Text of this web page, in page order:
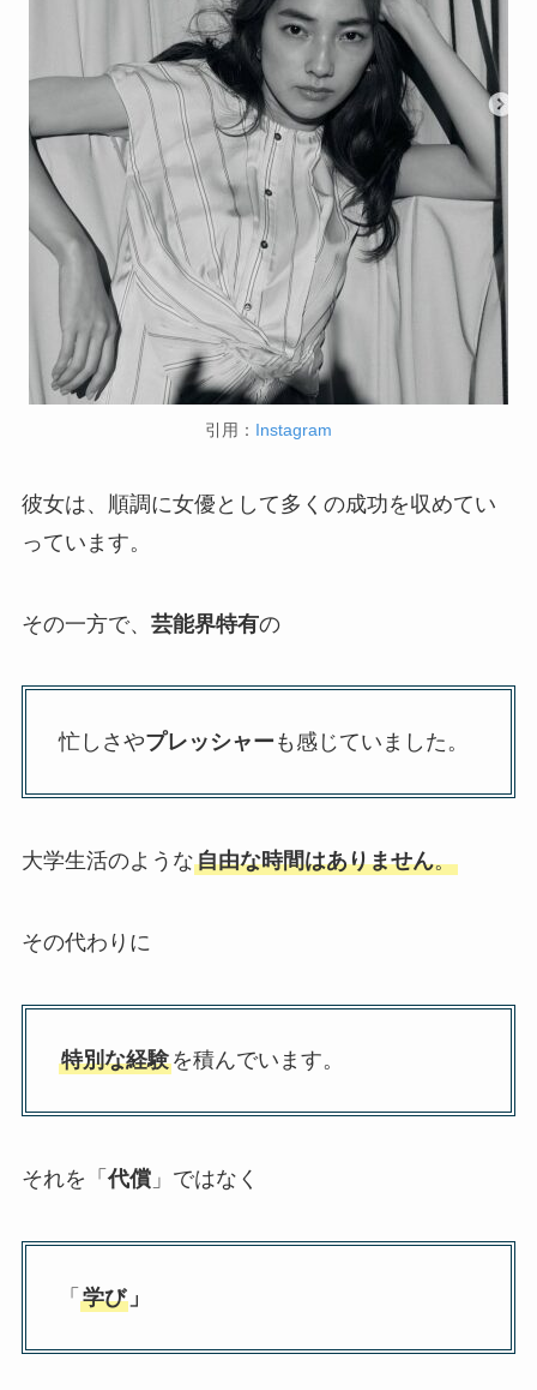
引用： Instagram
彼女は、順調に女優として多くの成功を収めてい
っています。
その一方で、 芸能界特有の
忙しさやプレッシャー も感じていました。
大学生活のような自由な時間はありません。
その代わりに
特別な経験を積んでいます。
それを「 代償」ではなく
「 学び」